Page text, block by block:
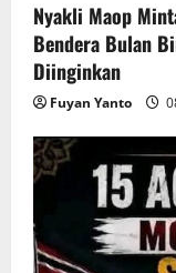
Nyakli Maop
Bendera Bulan
Diinginkan
Fuyan Yanto